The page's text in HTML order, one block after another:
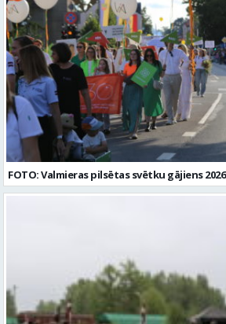
FOTO: Valmieras pilsētas svētku gājiens 2026